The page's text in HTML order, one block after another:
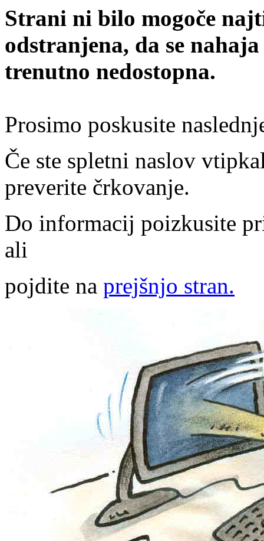
Strani ni bilo mogoče
odstranjena, da se
trenutno nedostopna.
Prosimo poskusite
Če ste spletni naslov
preverite črkovanje.
Do informacij poizkusite
ali
pojdite na prejšnjo stran.